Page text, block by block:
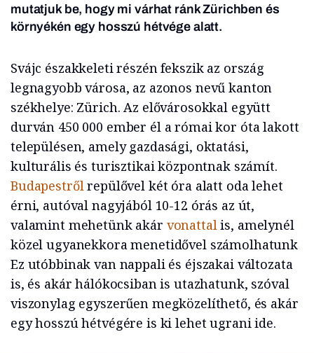
mutatjuk be, hogy mi várhat ránk Zürichben és
környékén egy hosszú hétvége alatt.
Svájc északkeleti részén fekszik az ország
legnagyobb városa, az azonos nevű kanton
székhelye: Zürich. Az elővárosokkal együtt
durván 450 000 ember él a római kor óta lakott
településen, amely gazdasági, oktatási,
kulturális és turisztikai központnak számít.
Budapestrőlrepülővel két óra alatt oda lehet
érni, autóval nagyjából 10-12 órás az út,
valamint mehetünk akár vonattalis, amelynél
közel ugyanekkora menetidővel számolhatunk
Ez utóbbinak van nappali és éjszakai változata
is, és akár hálókocsiban is utazhatunk, szóval
viszonylag egyszerűen megközelíthető, és akár
egy hosszú hétvégére is ki lehet ugrani ide.